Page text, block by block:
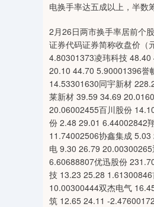
电换手率达五成以上，半数
2月26日两市换手率居前个
证券代码证券简称收盘价（
4.80301373凌玮科技
20.10 44.70 5.90001396誉
14.53301630同宇新材
莱新材 39.59 34.69
20.06002455百川股份
份 2.48 29.01 6.44002842
11.74002506协鑫集成
电 9.30 26.79
6.60688807优迅股份
技 13.23 25.28
10.00300444双杰电气
筑 12.65 24.11 -